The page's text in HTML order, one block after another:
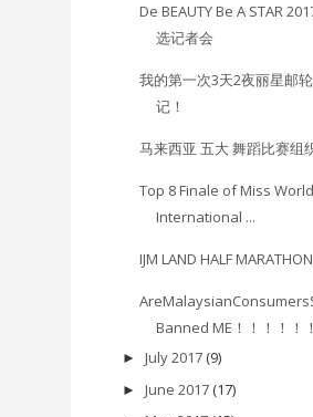
De BEAUTY Be A STAR
选记者会
我的第一次3天2夜丽星邮
记！
马来西亚 五大 舞蹈比赛组
Top 8 Finale of Miss
International ...
IJM LAND HALF
Banned ME！！！！！
► July 2017 (9)
► June 2017 (17)